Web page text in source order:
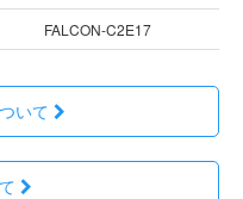
FALCON-C2E17
いて